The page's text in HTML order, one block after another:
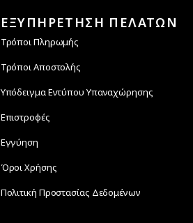
ΕΞΥΠΗΡΕΤΗΣΗ ΠΕΛΑΤΩΝ
Τρόποι Πληρωμής
Τρόποι Αποστολής
Υπόδειγμα Εντύπου Υπαναχώρησης
Επιστροφές
Εγγύηση
Όροι Χρήσης
Πολιτική Προστασίας Δεδομένων